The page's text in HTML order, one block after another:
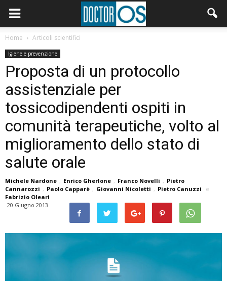
Home Articoli scientifici
Igiene e prevenzione
Proposta di un protocollo
assistenziale per
tossicodipendenti ospiti in
comunità terapeutiche, volto al
miglioramento dello stato di
salute orale
Michele Nardone , Enrico Gherlone , Franco Novelli , Pietro
Cannarozzi , Paolo Capparè , Giovanni Nicoletti , Pietro Canuzzi
e
Fabrizio Oleari
20 Giugno 2013